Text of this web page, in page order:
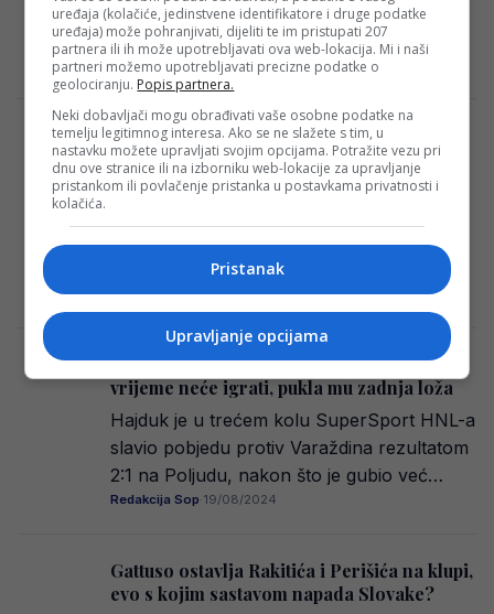
nad Lokomotivom rezultatom 2:1, čime se
barem privremeno…
Redakcija Sop·26/10/2024
Gattuso pozitivno iznenadio: Nakon
pobjede u derbiju igračima i stručnom
štabu kupio skupe poklone
protiv Dinama u Zagrebu rezultatom 1:0, a
jedini gol postigao je Marko Livaja. Ovaj…
Redakcija Sop·14/09/2024
Novi problemi za Gattusa, prvotimac duže
vrijeme neće igrati, pukla mu zadnja loža
Hajduk je u trećem kolu SuperSport HNL-a
slavio pobjedu protiv Varaždina rezultatom
2:1 na Poljudu, nakon što je gubio već…
Redakcija Sop·19/08/2024
Gattuso ostavlja Rakitića i Perišića na klupi,
evo s kojim sastavom napada Slovake?
uređaja (kolačiće, jedinstvene identifikatore i druge podatke
uređaja) može pohranjivati, dijeliti te im pristupati 207
partnera ili ih može upotrebljavati ova web-lokacija. Mi i naši
partneri možemo upotrebljavati precizne podatke o
geolociranju. Popis partnera.
Neki dobavljači mogu obrađivati vaše osobne podatke na
temelju legitimnog interesa. Ako se ne slažete s tim, u
nastavku možete upravljati svojim opcijama. Potražite vezu pri
dnu ove stranice ili na izborniku web-lokacije za upravljanje
pristankom ili povlačenje pristanka u postavkama privatnosti i
kolačića.
Pristanak
Upravljanje opcijama